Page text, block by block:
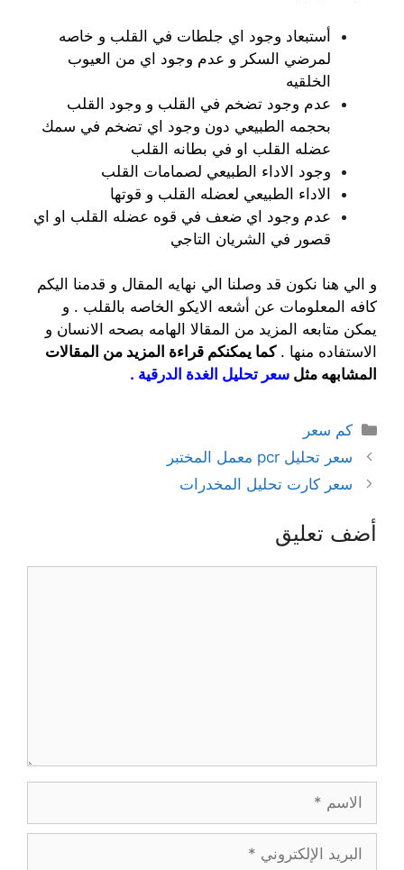
أستبعاد وجود اي جلطات في القلب و خاصه
لمرضي السكر و عدم وجود اي من العيوب
الخلقيه
عدم وجود تضخم في القلب و وجود القلب
بحجمه الطبيعي دون وجود اي تضخم في سمك
عضله القلب او في بطانه القلب
وجود الاداء الطبيعي لصمامات القلب
الاداء الطبيعي لعضله القلب و قوتها
عدم وجود اي ضعف في قوه عضله القلب او اي
قصور في الشريان التاجي
و الي هنا نكون قد وصلنا الي نهايه المقال و قدمنا اليكم
كافه المعلومات عن أشعه الايكو الخاصه بالقلب . و
يمكن متابعه المزيد من المقالا الهامه بصحه الانسان و
الاستفاده منها .كما يمكنكم قراءة المزيد من المقالات
المشابهه مثل سعر تحليل الغدة الدرقية .
التصنيفات
كم سعر
سعر تحليل pcr معمل المختبر
سعر كارت تحليل المخدرات
أضف تعليق
الإلكتروني